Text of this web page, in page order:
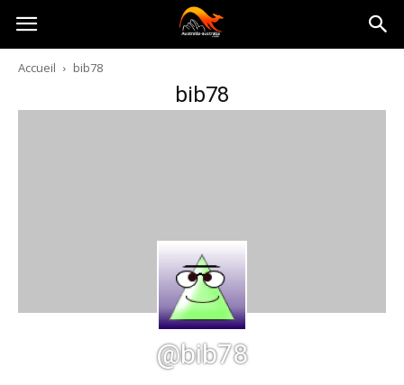
Australia-
australie.com
Accueil bib78
bib78
@bib78